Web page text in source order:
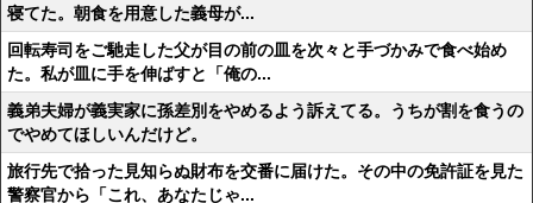
寝てた。朝食を用意した義母が...
回転寿司をご馳走した父が目の前の皿を次々と手づかみで食べ始め
た。私が皿に手を伸ばすと「俺の...
義弟夫婦が義実家に孫差別をやめるよう訴えてる。うちが割を食うの
でやめてほしいんだけど。
旅行先で拾った見知らぬ財布を交番に届けた。その中の免許証を見た
警察官から「これ、あなたじゃ...